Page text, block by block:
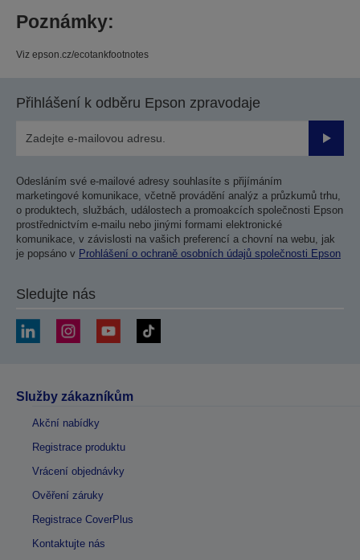
Poznámky:
Viz epson.cz/ecotankfootnotes
Přihlášení k odběru Epson zpravodaje
Odesláním své e-mailové adresy souhlasíte s přijímáním
marketingové komunikace, včetně provádění analýz a průzkumů trhu,
o produktech, službách, událostech a promoakcích společnosti Epson
prostřednictvím e-mailu nebo jinými formami elektronické
komunikace, v závislosti na vašich preferencí a chovní na webu, jak
je popsáno v Prohlášení o ochraně osobních údajů společnosti Epson
Sledujte nás
Služby zákazníkům
Akční nabídky
Registrace produktu
Vrácení objednávky
Ověření záruky
Registrace CoverPlus
Kontaktujte nás